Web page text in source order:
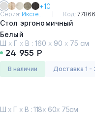
+10
Серия: Иксте... Код:
Стол эргономичный
Белый
Ш х Г х В : 160 х 90 х 75 см
24 955 Р
в наличии Доставка 1 -
Ш х Г х В : 118х 60х 75см